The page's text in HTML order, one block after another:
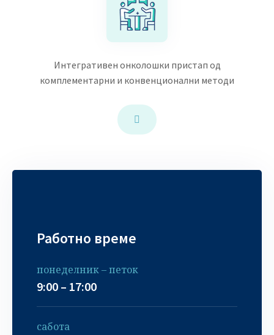
Интегративен онколошки пристап од
комплементарни и конвенционални методи
Работно време
понеделник – петок
9:00 – 17:00
сабота